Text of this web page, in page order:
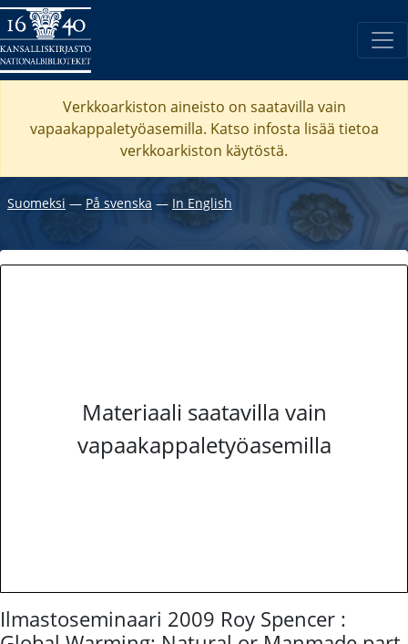
Verkkoarkiston aineisto on saatavilla vain
vapaakappaletyöasemilla. Katso infosta lisää tietoa
verkkoarkiston käytöstä.
Suomeksi ― På svenska ― In English
Materiaali saatavilla vain
vapaakappaletyöasemilla
Ilmastoseminaari 2009 Roy Spencer :